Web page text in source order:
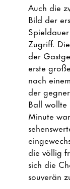
Auch die
Bild der
Zugriff.
der
erste
nach
der
Ball wollte
Minute
die völlig
sich die
souverän